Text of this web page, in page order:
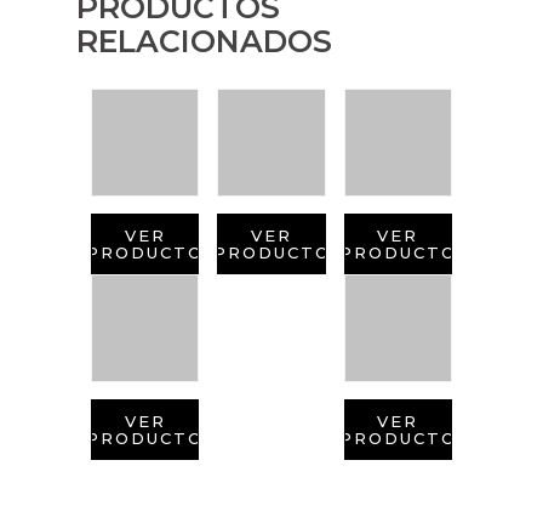
RELACIONADOS
VER
PRODUCTO
VER
PRODUCTO
VER
PRODUCTO
VER
PRODUCTO
VER
PRODUCTO